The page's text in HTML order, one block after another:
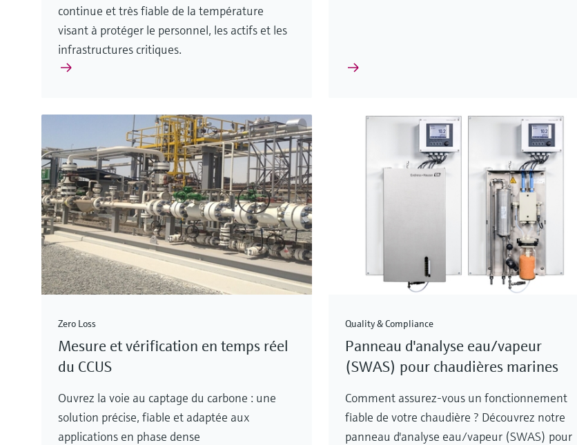
continue et très fiable de la température
visant à protéger le personnel, les actifs et les
infrastructures critiques.
Zero Loss
Mesure et vérification en temps réel
du CCUS
Ouvrez la voie au captage du carbone : une
solution précise, fiable et adaptée aux
applications en phase dense
Quality & Compliance
Panneau d'analyse eau/vapeur
(SWAS) pour chaudières marines
Comment assurez-vous un fonctionnement
fiable de votre chaudière ? Découvrez notre
panneau d'analyse eau/vapeur (SWAS) pour